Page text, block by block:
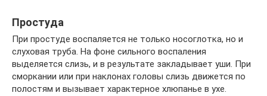
Простуда
При простуде воспаляется не только носоглотка, но и
слуховая труба. На фоне сильного воспаления
выделяется слизь, и в результате закладывает уши. При
сморкании или при наклонах головы слизь движется по
полостям и вызывает характерное хлюпанье в ухе.